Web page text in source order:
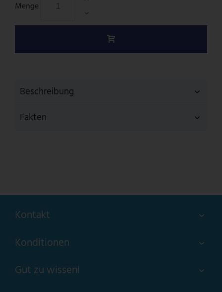
Menge
Beschreibung
Fakten
Kontakt
Konditionen
Gut zu wissen!